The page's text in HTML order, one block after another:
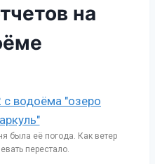
на
водоёма "озеро
была её погода. Как ветер
перестало.